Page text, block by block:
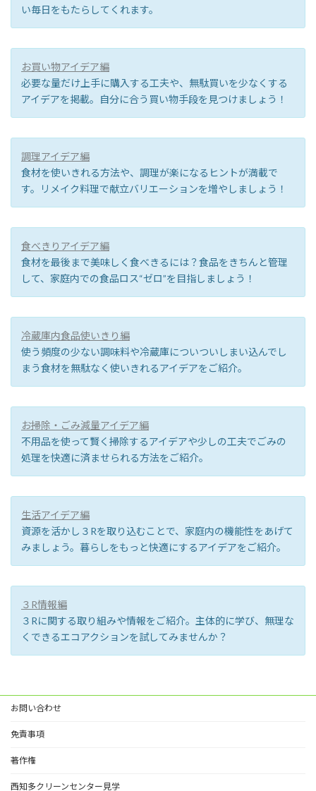
い毎日をもたらしてくれます。
お買い物アイデア編
必要な量だけ上手に購入する工夫や、無駄買いを少なくする
アイデアを掲載。自分に合う買い物手段を見つけましょう！
調理アイデア編
食材を使いきれる方法や、調理が楽になるヒントが満載で
す。リメイク料理で献立バリエーションを増やしましょう！
食べきりアイデア編
食材を最後まで美味しく食べきるには？食品をきちんと管理
して、家庭内での食品ロス“ゼロ”を目指しましょう！
冷蔵庫内食品使いきり編
使う頻度の少ない調味料や冷蔵庫についついしまい込んでし
まう食材を無駄なく使いきれるアイデアをご紹介。
お掃除・ごみ減量アイデア編
不用品を使って賢く掃除するアイデアや少しの工夫でごみの
処理を快適に済ませられる方法をご紹介。
生活アイデア編
資源を活かし３Rを取り込むことで、家庭内の機能性をあげて
みましょう。暮らしをもっと快適にするアイデアをご紹介。
３R情報編
３Rに関する取り組みや情報をご紹介。主体的に学び、無理な
くできるエコアクションを試してみませんか？
お問い合わせ
免責事項
著作権
西知多クリーンセンター見学